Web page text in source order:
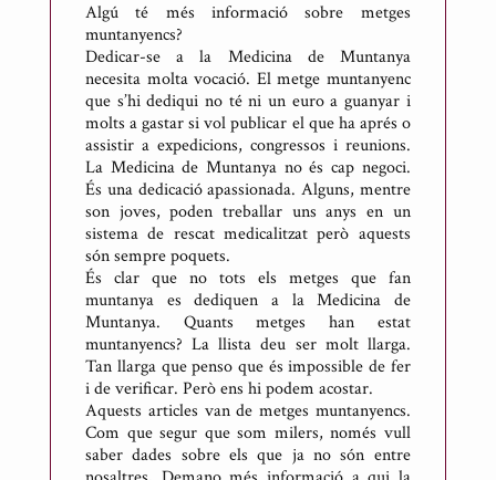
P
u
l
i
c
a
t
p
e
A
n
t
o
n
i
Algú té més informació sobre metges
muntanyencs?
Dedicar-se a la Medicina de Muntanya
necesita molta vocació. El metge muntanyenc
que s’hi dediqui no té ni un euro a guanyar i
molts a gastar si vol publicar el que ha aprés o
assistir a expedicions, congressos i reunions.
La Medicina de Muntanya no és cap negoci.
És una dedicació apassionada. Alguns, mentre
son joves, poden treballar uns anys en un
sistema de rescat medicalitzat però aquests
són sempre poquets.
És clar que no tots els metges que fan
muntanya es dediquen a la Medicina de
Muntanya. Quants metges han estat
muntanyencs? La llista deu ser molt llarga.
Tan llarga que penso que és impossible de fer
i de verificar. Però ens hi podem acostar.
Aquests articles van de metges muntanyencs.
Com que segur que som milers, només vull
saber dades sobre els que ja no són entre